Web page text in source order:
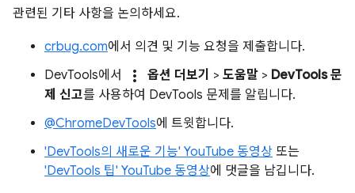
관련된 기타 사항을 논의하세요.
crbug.com에서 의견 및 기능 요청을 제출합니다.
DevTools에서
more_vert 옵션 더보기 > 도움말 > DevTools 문
제 신고를 사용하여 DevTools 문제를 알립니다.
@ChromeDevTools에 트윗합니다.
'DevTools의 새로운 기능' YouTube 동영상 또는
'DevTools 팁' YouTube 동영상에 댓글을 남깁니다.